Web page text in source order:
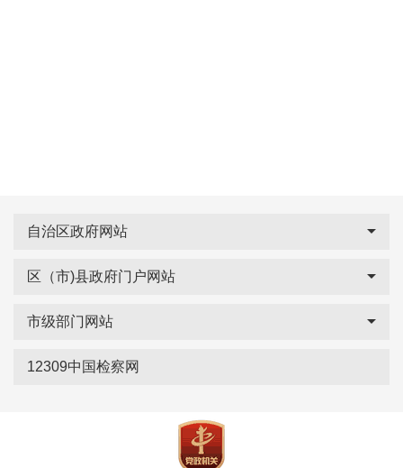
自治区政府网站
区（市)县政府门户网站
市级部门网站
12309中国检察网